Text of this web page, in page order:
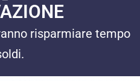
risparmiare tempo